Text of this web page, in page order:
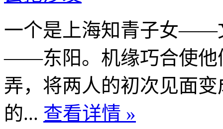
一个是上海知青子女——
——东阳。机缘巧合使他
弄，将两人的初次见面
的... 查看详情 »